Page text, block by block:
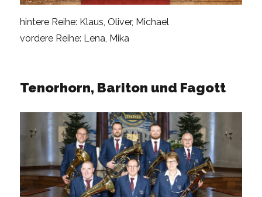
hintere Reihe: Klaus, Oliver, Michael
vordere Reihe: Lena, Mika
Tenorhorn, Bariton und Fagott